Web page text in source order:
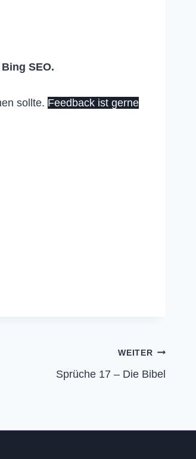
SEO.
sollte. Feedback ist gerne
WEITER
Sprüche 17 – Die Bibel